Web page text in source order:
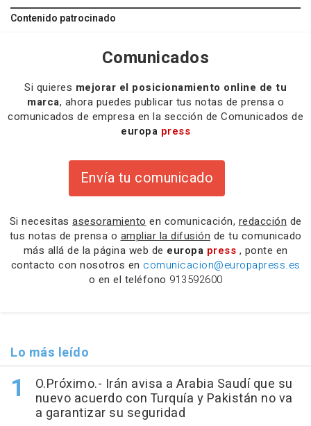
Contenido patrocinado
Comunicados
Si quieres mejorar el posicionamiento online de tu
marca, ahora puedes publicar tus notas de prensa o
comunicados de empresa en la sección de Comunicados de
europa press
Envía tu comunicado
Si necesitas asesoramiento en comunicación, redacción de
tus notas de prensa o ampliar la difusión de tu comunicado
más allá de la página web de europa press , ponte en
contacto con nosotros en comunicacion@europapress.es
o en el teléfono 913592600
Lo más leído
O.Próximo.- Irán avisa a Arabia Saudí que su
nuevo acuerdo con Turquía y Pakistán no va
a garantizar su seguridad